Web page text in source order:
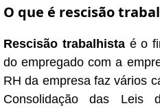
O que é rescisão
Rescisão trabalhistaé o
do empregado com a
RH da empresa faz vários
Consolidação das